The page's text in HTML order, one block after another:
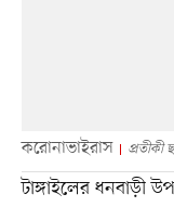
করোনাভাইরাস প্রতীকী
টাঙ্গাইলের ধনবাড়ী